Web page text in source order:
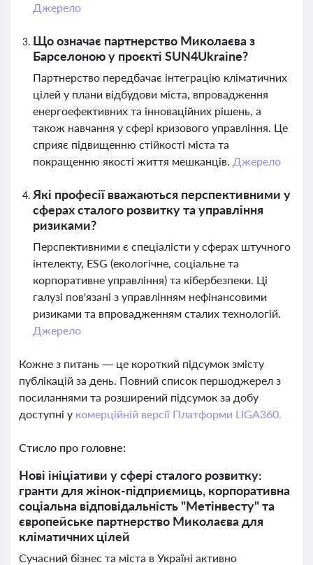
Джерело
Що означає партнерство Миколаєва з
Барселоною у проєкті SUN4Ukraine?
Партнерство передбачає інтеграцію кліматичних
цілей у плани відбудови міста, впровадження
енергоефективних та інноваційних рішень, а
також навчання у сфері кризового управління. Це
сприяє підвищенню стійкості міста та
покращенню якості життя мешканців. Джерело
Які професії вважаються перспективними у
сферах сталого розвитку та управління
ризиками?
Перспективними є спеціалісти у сферах штучного
інтелекту, ESG (екологічне, соціальне та
корпоративне управління) та кібербезпеки. Ці
галузі пов'язані з управлінням нефінансовими
ризиками та впровадженням сталих технологій.
Джерело
Кожне з питань — це короткий підсумок змісту
публікацій за день. Повний список першоджерел з
посиланнями та розширений підсумок за добу
доступні у комерційній версії Платформи LIGA360.
Стисло про головне:
Нові ініціативи у сфері сталого розвитку:
гранти для жінок-підприємиць, корпоративна
соціальна відповідальність "Метінвесту" та
європейське партнерство Миколаєва для
кліматичних цілей
Сучасний бізнес та міста в Україні активно